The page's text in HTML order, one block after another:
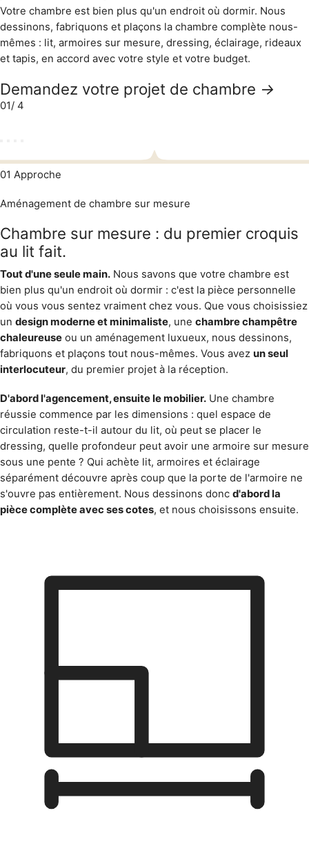
Votre chambre est bien plus qu'un endroit où dormir. Nous
dessinons, fabriquons et plaçons la chambre complète nous-
mêmes : lit, armoires sur mesure, dressing, éclairage, rideaux
et tapis, en accord avec votre style et votre budget.
Demandez votre projet de chambre →
01/ 4
01 Approche
Aménagement de chambre sur mesure
Chambre sur mesure : du premier croquis
au lit fait.
Tout d'une seule main. Nous savons que votre chambre est
bien plus qu'un endroit où dormir : c'est la pièce personnelle
où vous vous sentez vraiment chez vous. Que vous choisissiez
un design moderne et minimaliste, une chambre champêtre
chaleureuse ou un aménagement luxueux, nous dessinons,
fabriquons et plaçons tout nous-mêmes. Vous avez un seul
interlocuteur, du premier projet à la réception.
D'abord l'agencement, ensuite le mobilier. Une chambre
réussie commence par les dimensions : quel espace de
circulation reste-t-il autour du lit, où peut se placer le
dressing, quelle profondeur peut avoir une armoire sur mesure
sous une pente ? Qui achète lit, armoires et éclairage
séparément découvre après coup que la porte de l'armoire ne
s'ouvre pas entièrement. Nous dessinons donc d'abord la
pièce complète avec ses cotes, et nous choisissons ensuite.